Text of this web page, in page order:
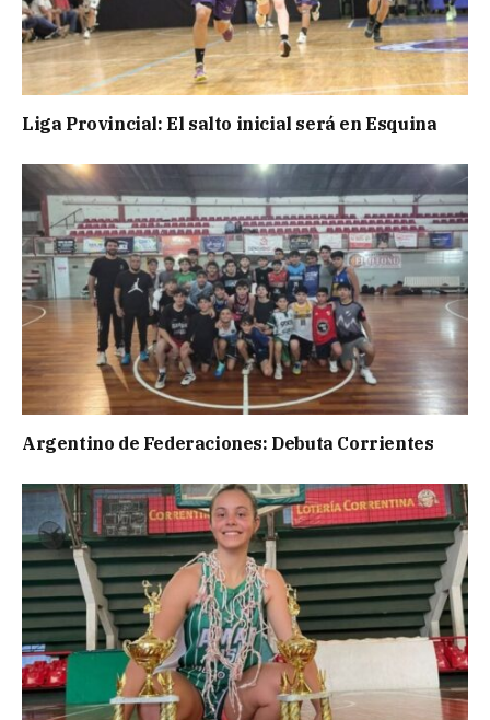
Liga Provincial: El salto inicial será en Esquina
Argentino de Federaciones: Debuta Corrientes